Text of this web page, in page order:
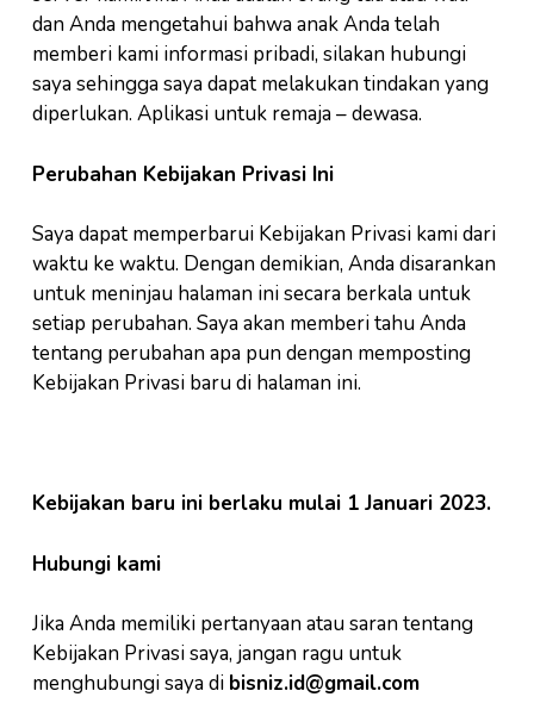
dan Anda mengetahui bahwa anak Anda telah
memberi kami informasi pribadi, silakan hubungi
saya sehingga saya dapat melakukan tindakan yang
diperlukan. Aplikasi untuk remaja – dewasa.
Perubahan Kebijakan Privasi Ini
Saya dapat memperbarui Kebijakan Privasi kami dari
waktu ke waktu. Dengan demikian, Anda disarankan
untuk meninjau halaman ini secara berkala untuk
setiap perubahan. Saya akan memberi tahu Anda
tentang perubahan apa pun dengan memposting
Kebijakan Privasi baru di halaman ini.
Kebijakan baru ini berlaku mulai 1 Januari 2023.
Hubungi kami
Jika Anda memiliki pertanyaan atau saran tentang
Kebijakan Privasi saya, jangan ragu untuk
menghubungi saya di bisniz.id@gmail.com